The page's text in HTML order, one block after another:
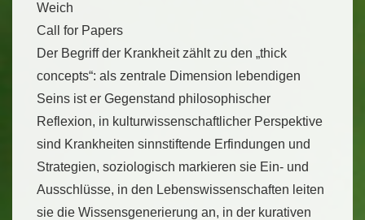
Weich
Call for Papers
Der Begriff der Krankheit zählt zu den „thick
concepts“: als zentrale Dimension lebendigen
Seins ist er Gegenstand philosophischer
Reflexion, in kulturwissenschaftlicher Perspektive
sind Krankheiten sinnstiftende Erfindungen und
Strategien, soziologisch markieren sie Ein- und
Ausschlüsse, in den Lebenswissenschaften leiten
sie die Wissensgenerierung an, in der kurativen